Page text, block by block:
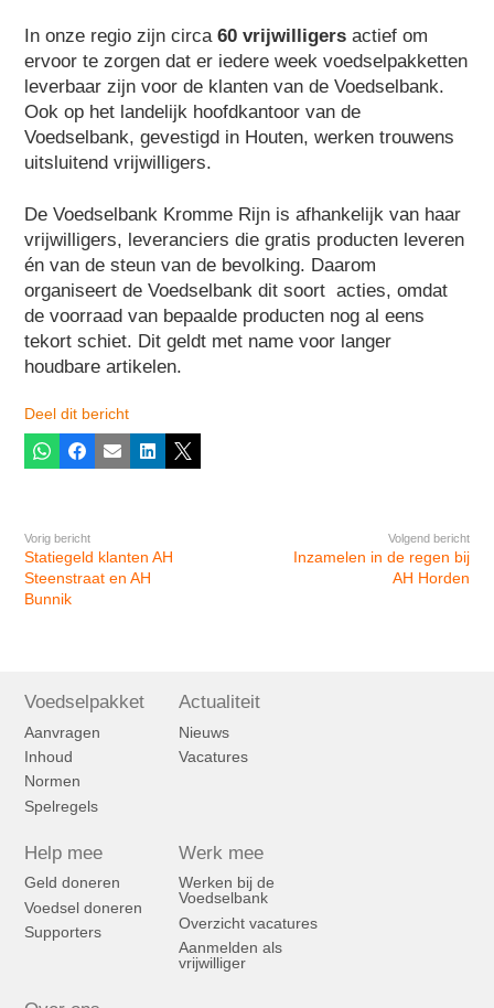
In onze regio zijn circa60 vrijwilligers actief om
ervoor te zorgen dat er iedere week voedselpakketten
leverbaar zijn voor de klanten van de Voedselbank.
Ook op het landelijk hoofdkantoor van de
Voedselbank, gevestigd in Houten, werken trouwens
uitsluitend vrijwilligers.
De Voedselbank Kromme Rijn is afhankelijk van haar
vrijwilligers, leveranciers die gratis producten leveren
én van de steun van de bevolking. Daarom
organiseert de Voedselbank dit soort acties, omdat
de voorraad van bepaalde producten nog al eens
tekort schiet. Dit geldt met name voor langer
houdbare artikelen.
Deel dit bericht
WhatsappFacebook
E-mailLinkedIn
X
Vorig bericht
Statiegeld klanten AH
Steenstraat en AH
Bunnik
Volgend bericht
Inzamelen in de regen bij
AH Horden
Voedselpakket
Aanvragen
Inhoud
Normen
Spelregels
Actualiteit
Nieuws
Vacatures
Help mee
Geld doneren
Voedsel doneren
Supporters
Werk mee
Werken bij de
Voedselbank
Overzicht vacatures
Aanmelden als
vrijwilliger